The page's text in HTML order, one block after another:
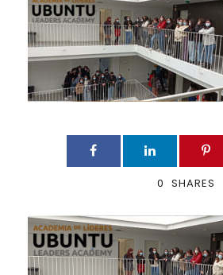
0 SHARES